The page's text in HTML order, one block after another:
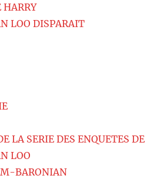
HARRY
LOO DISPARAIT
LA SERIE DES ENQUETES DE
LOO
BARONIAN